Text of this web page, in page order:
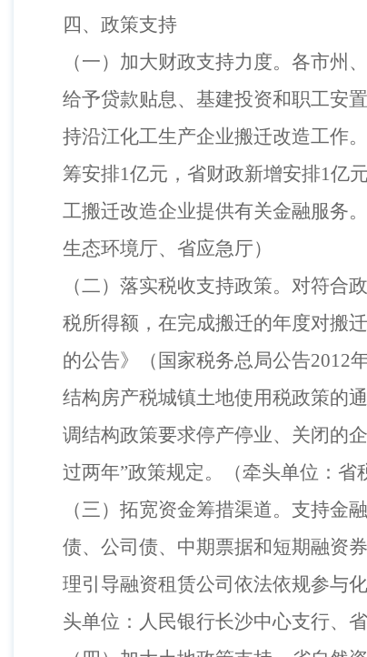
四、政策支持
（一） 加大财政支持力度。各市州
给予贷款贴息、基建投资和职工安
持沿江化工生产企业搬迁改造工作
筹安排1亿元，省财政新增安排1亿
工搬迁改造企业提供有关金融服务。
生态环境厅、省应急厅）
（二） 落实税收支持政策。对符合
税所得额，在完成搬迁的年度对搬
的公告》
（ 国家税务总局公告2012
结构房产税城镇土地使用税政策的通
调结构政策要求停产停业、关闭的
过两年”政策规定。
（牵头单位：省
（三） 拓宽资金筹措渠道。支持金
债、公司债、中期票据和短期融资
理引导融资租赁公司依法依规参与
头单位：人民银行长沙中心支行、